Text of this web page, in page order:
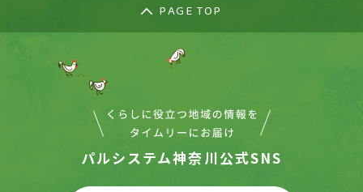
PAGE TOP
パルシステム神奈川公式SNS